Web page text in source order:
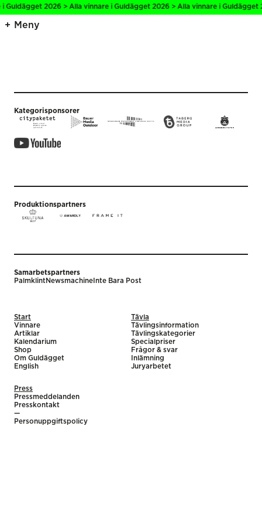
Guldägget 2026 > Alla vinnare i Guldägget 2026 > Alla vinnare i
Meny
Kategorisponsorer
Produktionspartners
Samarbetspartners
PalmklintNewsmachine Inte Bara Post
Start
Vinnare
Artiklar
Kalendarium
Shop
Om Guldägget
English
Tävla
Tävlingsinformation
Tävlingskategorier
Specialpriser
Frågor & svar
Inlämning
Juryarbetet
Press
Pressmeddelanden
Presskontakt
—
Personuppgiftspolicy